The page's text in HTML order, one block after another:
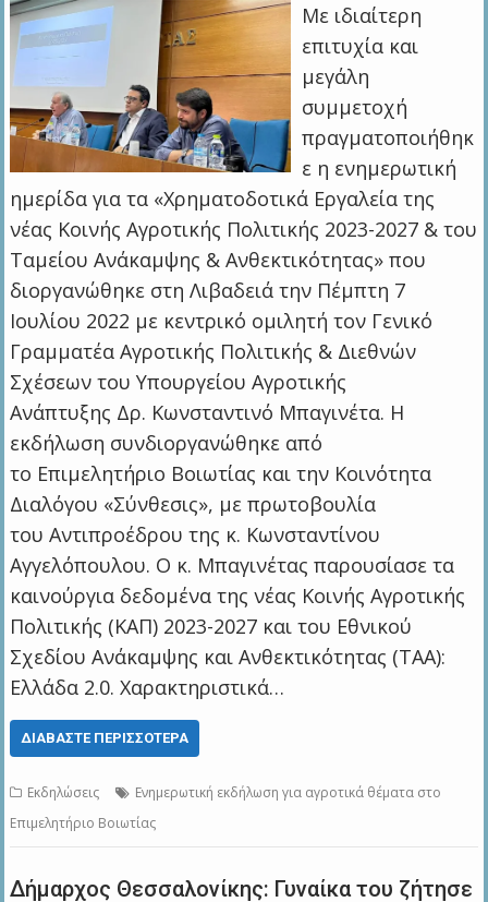
Με ιδιαίτερη
επιτυχία και
μεγάλη
συμμετοχή
πραγματοποιήθηκ
ε η ενημερωτική
ημερίδα για τα «Χρηματοδοτικά Εργαλεία της
νέας Κοινής Αγροτικής Πολιτικής 2023-2027 & του
Ταμείου Ανάκαμψης & Ανθεκτικότητας» που
διοργανώθηκε στη Λιβαδειά την Πέμπτη 7
Ιουλίου 2022 με κεντρικό ομιλητή τον Γενικό
Γραμματέα Αγροτικής Πολιτικής & Διεθνών
Σχέσεων του Υπουργείου Αγροτικής
Ανάπτυξης Δρ. Κωνσταντινό Μπαγινέτα. Η
εκδήλωση συνδιοργανώθηκε από
το Επιμελητήριο Βοιωτίας και την Κοινότητα
Διαλόγου «Σύνθεσις», με πρωτοβουλία
του Αντιπροέδρου της κ. Κωνσταντίνου
Αγγελόπουλου. Ο κ. Μπαγινέτας παρουσίασε τα
καινούργια δεδομένα της νέας Κοινής Αγροτικής
Πολιτικής (ΚΑΠ) 2023-2027 και του Εθνικού
Σχεδίου Ανάκαμψης και Ανθεκτικότητας (ΤΑΑ):
Ελλάδα 2.0. Χαρακτηριστικά…
ΔΙΑΒΆΣΤΕ ΠΕΡΙΣΣΌΤΕΡΑ
Εκδηλώσεις
Ενημερωτική εκδήλωση για αγροτικά θέματα στο
Επιμελητήριο Βοιωτίας
Δήμαρχος Θεσσαλονίκης: Γυναίκα του ζήτησε